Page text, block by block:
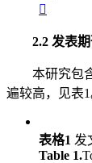

2.2 发表期
本研究包
遍较高，见表
表格1 发
Table 1.